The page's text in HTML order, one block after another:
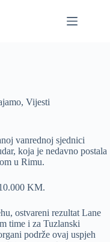
, Vijesti
vanrednoj sjednici
koja je nedavno postala
u Rimu.
KM.
ostvareni rezultat Lane
time i za Tuzlanski
podrže ovaj uspjeh